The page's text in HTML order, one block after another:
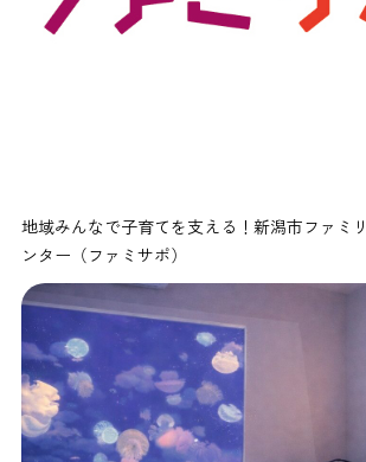
地域みんなで子育てを支える！新潟市ファミ
ンター（ファミサポ）